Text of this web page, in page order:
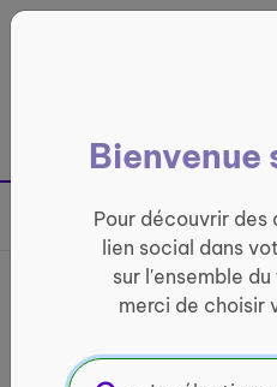
France entière
Bienvenue
Pour découvrir
lien social dans
sur l'ensemble
merci de choisir
Partager sur
France
INFORMATIQUE ET ACCÈS AUX
Panneau de gestion des